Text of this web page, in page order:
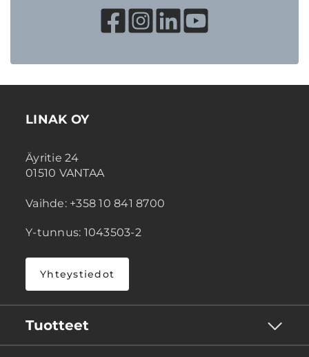
LINAK OY
Äyritie 24
01510 VANTAA
Vaihde: +358 10 841 8700
Y-tunnus: 1043503-2
Yhteystiedot
Tuotteet